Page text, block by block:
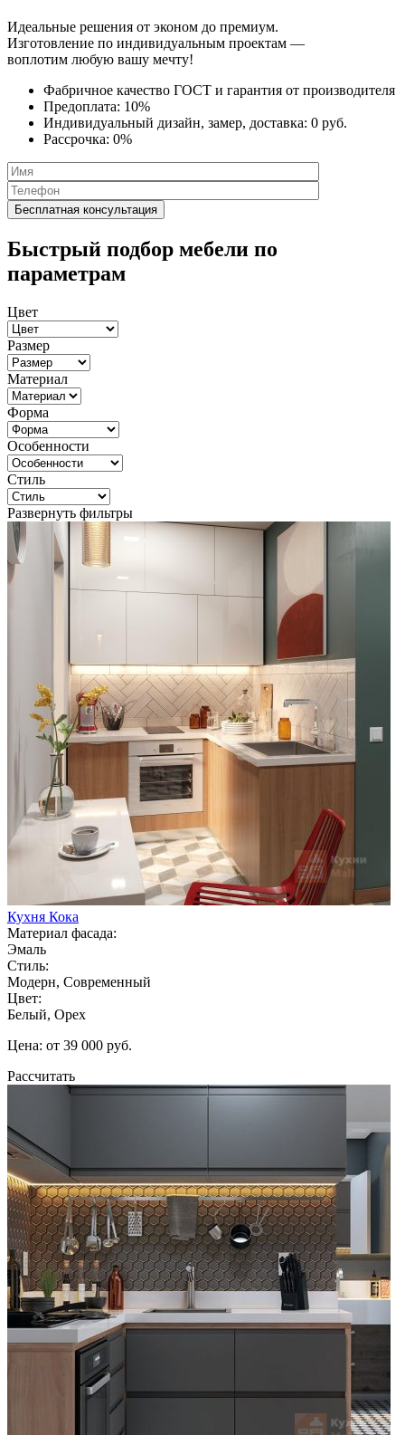
Идеальные решения от эконом до премиум.
Изготовление по индивидуальным проектам —
воплотим любую вашу мечту!
Фабричное качество ГОСТ и гарантия от производителя
Предоплата: 10%
Индивидуальный дизайн, замер, доставка: 0 руб.
Рассрочка: 0%
Быстрый подбор мебели по
параметрам
Цвет
Размер
Материал
Форма
Особенности
Стиль
Развернуть фильтры
Кухня Кока
Материал фасада:
Эмаль
Стиль:
Модерн, Современный
Цвет:
Белый, Орех
Цена: от 39 000 руб.
Рассчитать